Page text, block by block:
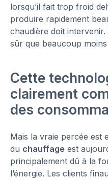
lorsqu’il fait trop froid
produire rapidement
chaudière doit
sûr que beaucoup
Cette
clairement
des
Mais la vraie percée est
du chauffage est
principalement dû à la
l’énergie. Les clients